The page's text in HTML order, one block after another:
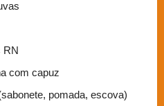
RN
com capuz
pomada, escova)